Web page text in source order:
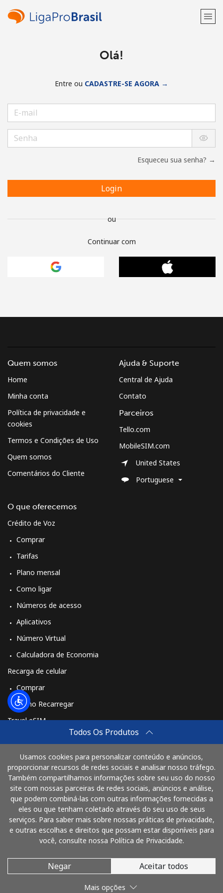
Olá!
Entre ou CADASTRE-SE AGORA →
Esqueceu sua senha? →
Login
ou
Continuar com
Todos Os Produtos
Usamos cookies para personalizar conteúdo e anúncios,
proporcionar recursos de redes sociais e analisar nosso tráfego.
Também compartilhamos informações sobre seu uso do nosso
site com nossas parceiras de redes sociais, anúncios e análise,
que podem combiná-las com outras informações fornecidas a
eles ou que tenham coletado através do seu uso de seus
serviços. Para saber mais sobre nossas práticas de privacidade,
e outras escolhas e direitos que possam estar disponíveis para
você, consulte nossa Política de Privacidade.
Negar Aceitar todos
Mais opções
Quem somos
Home
Minha conta
Política de privacidade e
cookies
Termos e Condições de Uso
Quem somos
Comentários do Cliente
O que oferecemos
Crédito de Voz
Comprar
Tarifas
Plano mensal
Como ligar
Números de acesso
Aplicativos
Número Virtual
Calculadora de Economia
Recarga de celular
Comprar
Como Recarregar
Travel eSIM
Como funciona
Ajuda & Suporte
Central de Ajuda
Contato
Parceiros
Tello.com
MobileSIM.com
United States
Portuguese
Pague com
© 2026 LigaProBrasil